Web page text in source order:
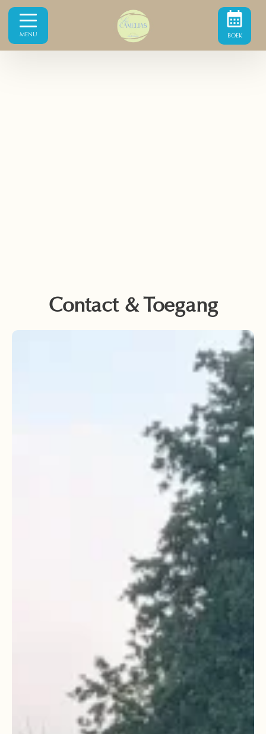
BOEK
MENU
Contact & Toegang